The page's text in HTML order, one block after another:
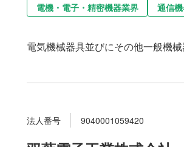
電機・電子・精密機器業界 通信
電気機械器具並びにその他一般機
法人番号 9040001059420